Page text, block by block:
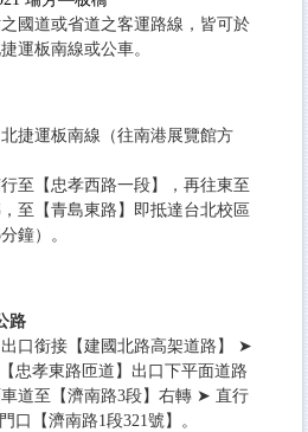
國道或省道之客運路線，皆可於
運板南線或公車。
捷運板南線（往南港展覽館方
至【忠孝西路一段】，再往東至
，至【青島東路】即抵達台北校區
鐘）。
路
口銜接【建國北路高架道路】 ➤
忠孝東路匝道】出口下平面道路
道至【濟南路3段】右轉 ➤ 直行
口【濟南路1段321號】。